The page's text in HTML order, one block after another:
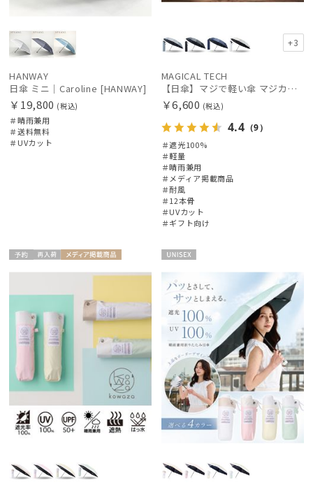
HANWAY
日傘 ミニ｜Caroline [HANWAY]
￥19,800 (税込)
＃晴雨兼用
＃送料無料
＃UVカット
+3
MAGICAL TECH
【日傘】マジで軽い傘 マジカルテックプロテクション（MAGICAL TECH PROTECTION）Tough 12 rib55cm
￥6,600 (税込)
4.4 （9）
＃遮光100%
＃軽量
＃晴雨兼用
＃メディア掲載商品
＃耐風
＃12本骨
＃UVカット
＃ギフト向け
向け
X